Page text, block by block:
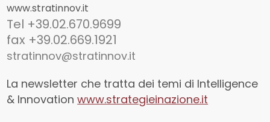
www.stratinnov.it
Tel +39.02.670.9699
fax +39.02.669.1921
stratinnov@stratinnov.it
La newsletter che tratta dei temi di Intelligence
& Innovationwww.strategieinazione.it